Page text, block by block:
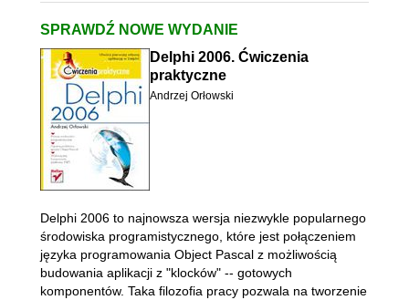
SPRAWDŹ NOWE WYDANIE
Delphi 2006. Ćwiczenia
praktyczne
Andrzej Orłowski
Delphi 2006 to najnowsza wersja niezwykle popularnego
środowiska programistycznego, które jest połączeniem
języka programowania Object Pascal z możliwością
budowania aplikacji z "klocków" -- gotowych
komponentów. Taka filozofia pracy pozwala na tworzenie